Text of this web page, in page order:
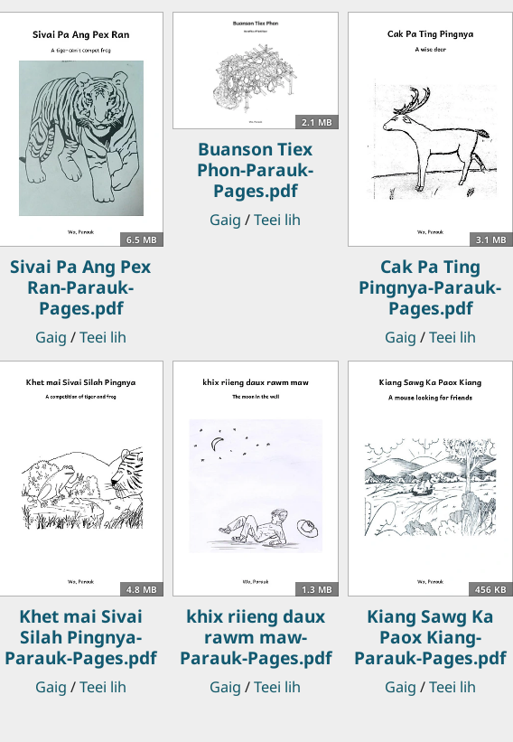
6.5 MB
Sivai Pa Ang Pex
Ran-Parauk-
Pages.pdf
Gaig /Teei lih
2.1 MB
Buanson Tiex
Phon-Parauk-
Pages.pdf
Gaig /Teei lih
3.1 MB
Cak Pa Ting
Pingnya-Parauk-
Pages.pdf
Gaig /Teei lih
4.8 MB
Khet mai Sivai
Silah Pingnya-
Parauk-Pages.pdf
Gaig /Teei lih
1.3 MB
khix riieng daux
rawm maw-
Parauk-Pages.pdf
Gaig /Teei lih
456 KB
Kiang Sawg Ka
Paox Kiang-
Parauk-Pages.pdf
Gaig /Teei lih